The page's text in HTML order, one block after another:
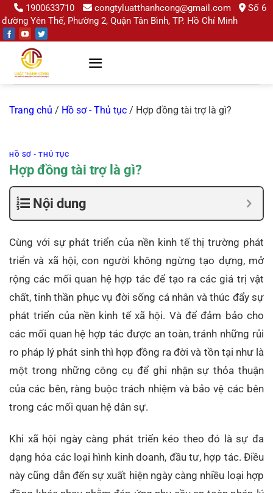
Chuyển
đến
nội
1900633710 congtyluatthanhcong@gmail.com
Số 6
đường Yên Thế, Phường 2, Quận Tân Bình, TP. Hồ Chí Minh
Trang chủ / Hồ sơ - Thủ tục / Hợp đồng tài trợ là gì?
HỒ SƠ - THỦ TỤC
Hợp đồng tài trợ là gì?
Nội dung
Cùng với sự phát triển của nền kinh tế thị trường phát
triển và xã hội, con người không ngừng tạo dựng, mở
rộng các mối quan hệ hợp tác để tạo ra các giá trị vật
chất, tinh thần phục vụ đời sống cá nhân và thúc đẩy sự
phát triển của nền kinh tế xã hội. Và để đảm bảo cho
các mối quan hệ hợp tác được an toàn, tránh những rủi
ro pháp lý phát sinh thì hợp đồng ra đời và tồn tại như là
một trong những công cụ để ghi nhận sự thỏa thuận
của các bên, ràng buộc trách nhiệm và bảo vệ các bên
trong các mối quan hệ dân sự.
Khi xã hội ngày càng phát triển kéo theo đó là sự đa
dạng hóa các loại hình kinh doanh, đầu tư, hợp tác. Điều
này cũng dẫn đến sự xuất hiện ngày càng nhiều loại hợp